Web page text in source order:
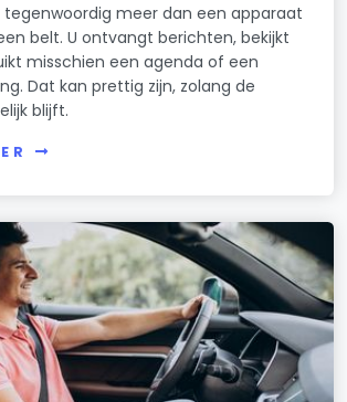
tegenwoordig meer dan een apparaat
belt. U ontvangt berichten, bekijkt
misschien een agenda of een
Dat kan prettig zijn, zolang de
blijft.